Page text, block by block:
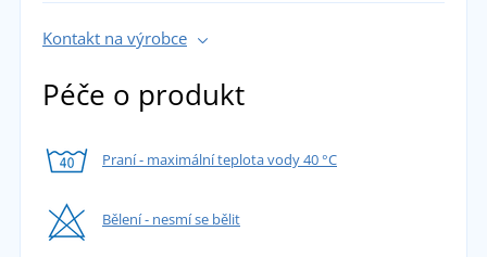
Kontakt na výrobce
Péče o produkt
Praní - maximální teplota vody 40 °C
Bělení - nesmí se bělit